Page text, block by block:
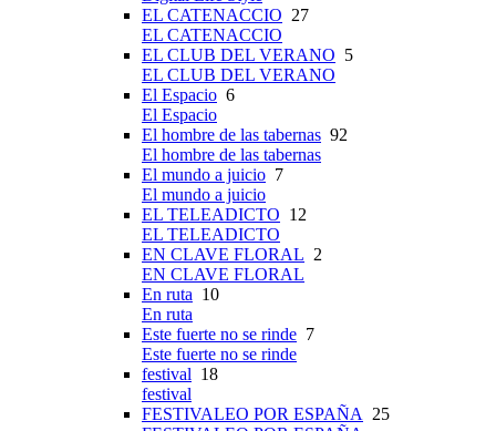
EL CATENACCIO 27
EL CATENACCIO
EL CLUB DEL VERANO 5
EL CLUB DEL VERANO
El Espacio 6
El Espacio
El hombre de las tabernas 92
El hombre de las tabernas
El mundo a juicio 7
El mundo a juicio
EL TELEADICTO 12
EL TELEADICTO
EN CLAVE FLORAL 2
EN CLAVE FLORAL
En ruta 10
En ruta
Este fuerte no se rinde 7
Este fuerte no se rinde
festival 18
festival
FESTIVALEO POR ESPAÑA
25